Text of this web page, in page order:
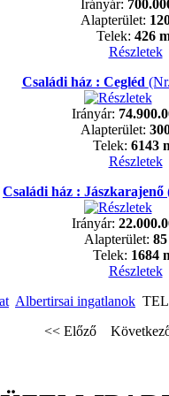
Irányár:
Alapterület:
Telek: 426
Részletek
Családi ház : Cegléd
Irányár:
Alapterület:
Telek: 6143
Részletek
Családi ház : Jászkarajenő
Irányár:
Alapterület: 85
Telek: 1684
Részletek
Albertirsai ingatlanok
<< Előző